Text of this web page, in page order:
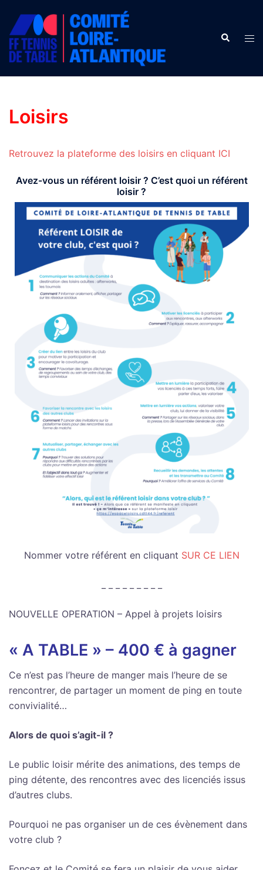
contenu
Loisirs
Retrouvez la plateforme des loisirs en cliquant ICI
Avez-vous un référent loisir ? C’est quoi un référent
loisir ?
Nommer votre référent en cliquant SUR CE LIEN
NOUVELLE OPERATION – Appel à projets loisirs
« A TABLE » – 400 € à gagner
Ce n’est pas l’heure de manger mais l’heure de se
rencontrer, de partager un moment de ping en toute
convivialité…
Alors de quoi s’agit-il ?
Le public loisir mérite des animations, des temps de
ping détente, des rencontres avec des licenciés issus
d’autres clubs.
Pourquoi ne pas organiser un de ces évènement dans
votre club ?